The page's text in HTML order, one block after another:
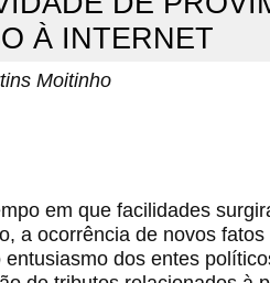
À INTERNET
Moitinho
em que facilidades
a ocorrência de novos
dos entes